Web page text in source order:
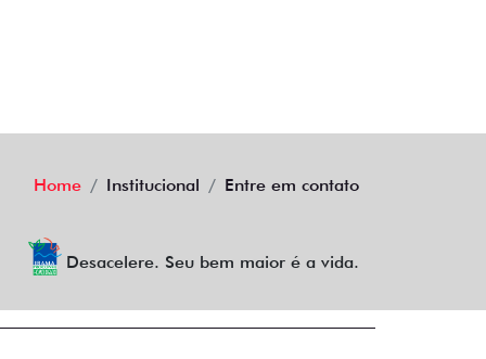
Home Institucional Entre em contato
Desacelere. Seu bem maior é a vida.